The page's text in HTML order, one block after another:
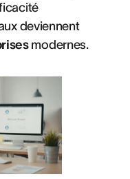
deviennent
modernes.